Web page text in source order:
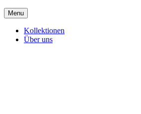
Menu
Kollektionen
Über uns